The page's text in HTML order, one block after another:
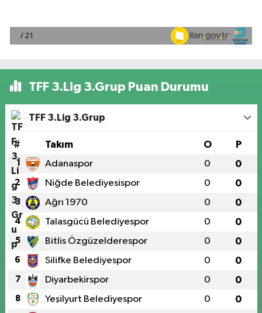
TFF 3.Lig 3.Grup Puan Durumu
TFF 3.Lig 3.Grup
# Takım O P
1 Adanaspor 0 0
2 Niğde Belediyesispor 0 0
3 Ağrı 1970 0 0
4 Talasgücü Belediyespor 0 0
5 Bitlis Özgüzelderespor 0 0
6 Silifke Belediyespor 0 0
7 Diyarbekirspor 0 0
8 Yeşilyurt Belediyespor 0 0